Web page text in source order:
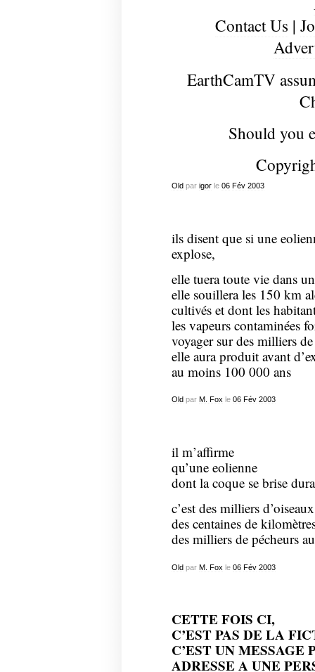
Contact Us |
EarthCamTV
Should you
Old par igorle 06 Fév 2003
ils disent que si une
explose,
elle tuera toute vie dans
elle souillera les 150 km
cultivés et dont les
les vapeurs contaminées
voyager sur des milliers
elle aura produit avant
au moins 100 000 ans
Old par M. Foxle 06 Fév 2003
il m’affirme
qu’une eolienne
dont la coque se brise
c’est des milliers
des centaines de
des milliers de pécheurs
Oldpar M. Fox le 06 Fév 2003
CETTE FOIS CI,
C’EST PAS DE LA
C’EST UN MESSAGE
ADRESSE A UNE